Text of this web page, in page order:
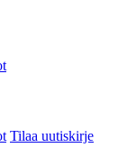
Tilaa uutiskirje